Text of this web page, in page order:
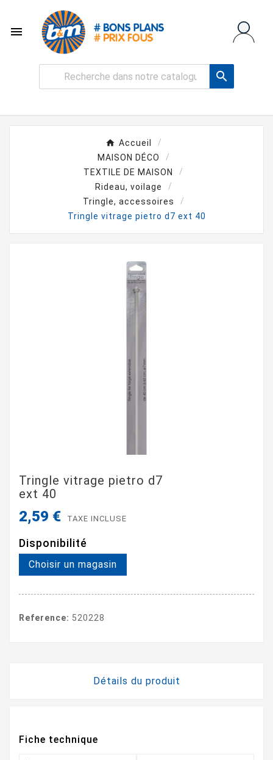


Accueil
MAISON DÉCO
TEXTILE DE MAISON
Rideau, voilage
Tringle, accessoires
Tringle vitrage pietro d7 ext 40
Tringle vitrage pietro d7
ext 40
2,59 € TAXE INCLUSE
Disponibilité
Choisir un magasin
Reference: 520228
Détails du produit
Fiche technique